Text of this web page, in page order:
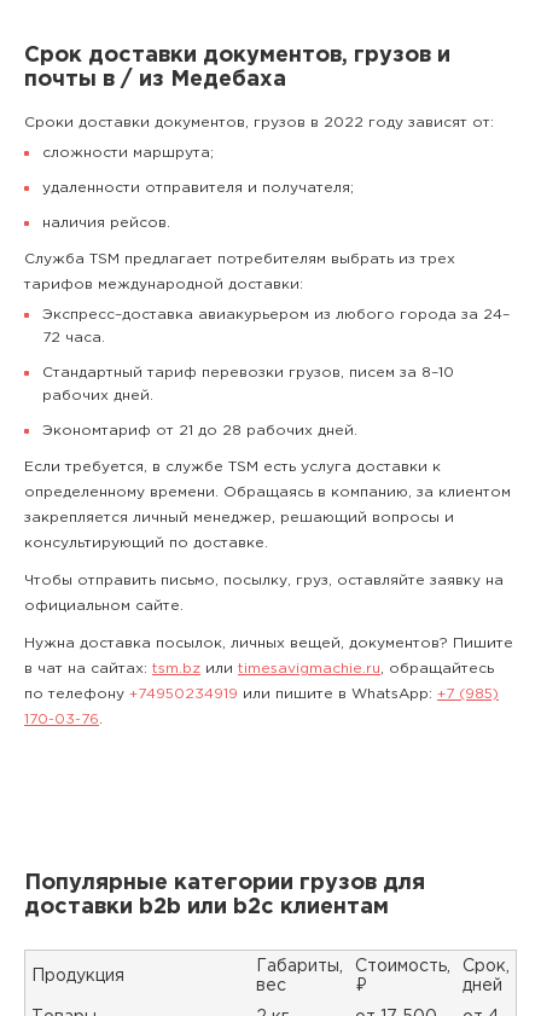
Срок доставки документов, грузов и
почты в / из Медебаха
Сроки доставки документов, грузов в 2022 году зависят от:
сложности маршрута;
удаленности отправителя и получателя;
наличия рейсов.
Служба TSM предлагает потребителям выбрать из трех
тарифов международной доставки:
Экспресс–доставка авиакурьером из любого города за 24–
72 часа.
Стандартный тариф перевозки грузов, писем за 8–10
рабочих дней.
Экономтариф от 21 до 28 рабочих дней.
Если требуется, в службе TSM есть услуга доставки к
определенному времени. Обращаясь в компанию, за клиентом
закрепляется личный менеджер, решающий вопросы и
консультирующий по доставке.
Чтобы отправить письмо, посылку, груз, оставляйте заявку на
официальном сайте.
Нужна доставка посылок, личных вещей, документов? Пишите
в чат на сайтах: tsm.bz или timesavigmachie.ru , обращайтесь
по телефону +74950234919 или пишите в WhatsApp: +7 (985)
170-03-76
Популярные категории грузов для
доставки b2b или b2c клиентам
Продукция
Габариты,
вес
Стоимость,
₽
Срок,
дней